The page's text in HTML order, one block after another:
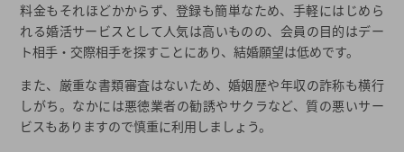
料金もそれほどかからず、登録も簡単なため、手軽にはじめら
れる婚活サービスとして人気は高いものの、会員の目的はデー
ト相手・交際相手を探すことにあり、結婚願望は低めです。
また、厳重な書類審査はないため、婚姻歴や年収の詐称も横行
しがち。なかには悪徳業者の勧誘やサクラなど、質の悪いサー
ビスもありますので慎重に利用しましょう。